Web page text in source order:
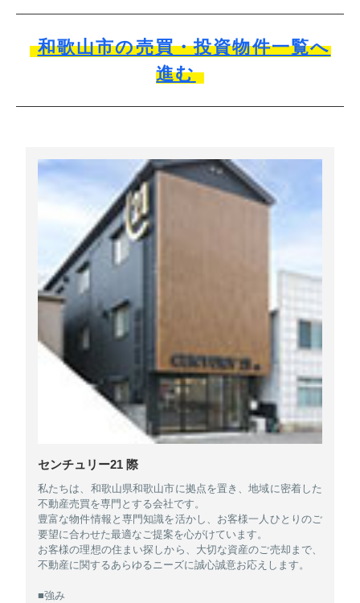
和歌山市の売買・投資物件一覧へ
進む
センチュリー21 際
私たちは、和歌山県和歌山市に拠点を置き、地域に密着した
不動産売買を専門とする会社です。
豊富な物件情報と専門知識を活かし、お客様一人ひとりのご
要望に合わせた最適なご提案を心がけています。
お客様の理想の住まい探しから、大切な資産のご売却まで、
不動産に関するあらゆるニーズに誠心誠意お応えします。
■強み